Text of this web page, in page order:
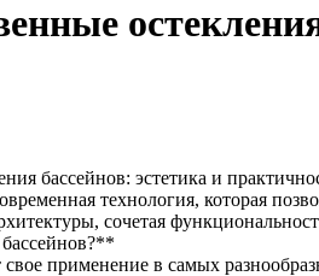
бассейнов: эстетика и
технология, которая
сочетая
применение в самых